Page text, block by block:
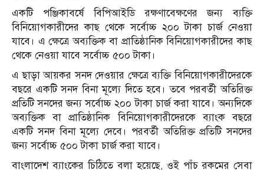
একটি পঞ্জিকাবর্ষে বিপিআইডি রক্ষণাবেক্ষণের জন্য ব্যক্তি
বিনিয়োগকারীদের কাছ থেকে সর্বোচ্চ ২০০ টাকা চার্জ নেওয়া
যাবে। এ ক্ষেত্রে অব্যক্তিক বা প্রাতিষ্ঠানিক বিনিয়োগকারীদের কাছ
থেকে নেওয়া যাবে সর্বোচ্চ ৫০০ টাকা।
এ ছাড়া আয়কর সনদ দেওয়ার ক্ষেত্রে ব্যক্তি বিনিয়োগকারীদেরকে
বছরে একটি সনদ বিনা মূল্যে দিতে হবে। তবে পরবর্তী অতিরিক্ত
প্রতিটি সনদের জন্য সর্বোচ্চ ২০০ টাকা চার্জ করা যাবে। অন্যদিকে
অব্যক্তিক বা প্রাতিষ্ঠানিক বিনিয়োগকারীদেরকে ব্যাংক বছরে
একটি সনদ বিনা মূল্যে দেবে। পরবর্তী অতিরিক্ত প্রতিটি সনদের
জন্য সর্বোচ্চ ৫০০ টাকা চার্জ করা যাবে।
বাংলাদেশ ব্যাংকের চিঠিতে বলা হয়েছে, ওই পাঁচ রকমের সেবা